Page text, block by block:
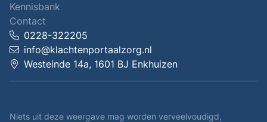
Kennisbank
Contact
0228-322205
info@klachtenportaalzorg.nl
Westeinde 14a, 1601 BJ Enkhuizen
Niets uit deze weergave mag worden verveelvoudigd,